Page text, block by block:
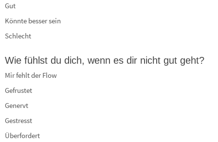
Gut
Könnte besser sein
Schlecht
Wie fühlst du dich, wenn es dir nicht gut geht?
Mir fehlt der Flow
Gefrustet
Genervt
Gestresst
Überfordert